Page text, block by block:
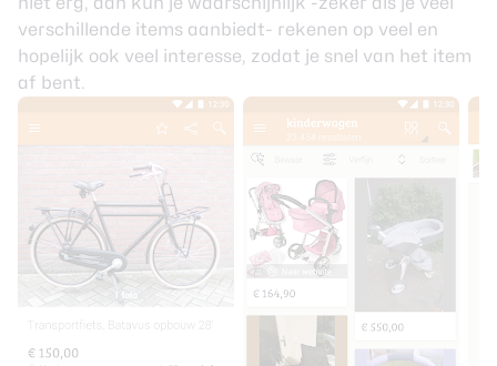
verschillende items aanbiedt- rekenen op veel en
hopelijk ook veel interesse, zodat je snel van het item
af bent.